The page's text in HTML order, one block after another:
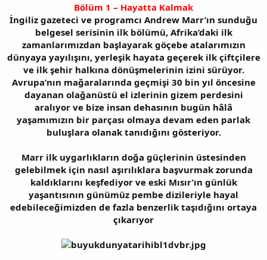
n
i
Bölüm 1 – Hayatta Kalmak
İngiliz gazeteci ve programcı Andrew Marr’ın sunduğu
belgesel serisinin ilk bölümü, Afrika’daki ilk
zamanlarımızdan başlayarak göçebe atalarımızın
dünyaya yayılışını, yerleşik hayata geçerek ilk çiftçilere
ve ilk şehir halkına dönüşmelerinin izini sürüyor.
Avrupa’nın mağaralarında geçmişi 30 bin yıl öncesine
dayanan olağanüstü el izlerinin gizem perdesini
aralıyor ve bize insan dehasının bugün hâlâ
yaşamımızın bir parçası olmaya devam eden parlak
buluşlara olanak tanıdığını gösteriyor.
Marr ilk uygarlıkların doğa güçlerinin üstesinden
gelebilmek için nasıl aşırılıklara başvurmak zorunda
kaldıklarını keşfediyor ve eski Mısır’ın günlük
yaşantısının günümüz pembe dizileriyle hayal
edebileceğimizden de fazla benzerlik taşıdığını ortaya
çıkarıyor